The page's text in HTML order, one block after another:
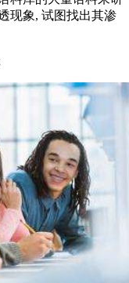
现象, 试图找出其渗